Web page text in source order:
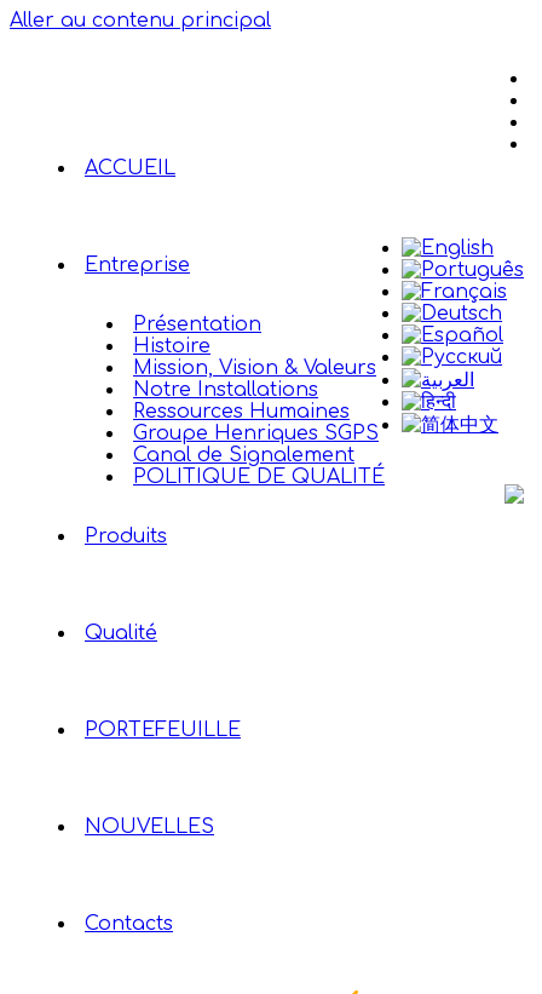
Aller au contenu principal
ACCUEIL
Entreprise
Présentation
Histoire
Mission, Vision & Valeurs
Notre Installations
Ressources Humaines
Groupe Henriques SGPS
Canal de Signalement
POLITIQUE DE QUALITÉ
Produits
Qualité
PORTEFEUILLE
NOUVELLES
Contacts